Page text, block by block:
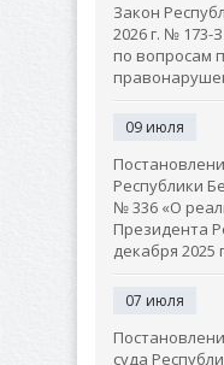
Закон
2026 г. №
по вопросам
09 июля
Республики
№ 336 «О
Президента
декабря 2025
07 июля
суда